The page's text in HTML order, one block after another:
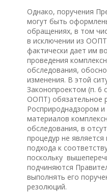
Однако, поручения
могут быть
обращениях, в том
в исключении из
фактически дает им
проведения
обследования,
изменения. В этой
Законопроектом (п. 6
ООПТ) обязательное
Росприроднадзором
материалов
обследования, в
процедур не
подхода к
поскольку
подчиняются
выполнять его
резолюций.